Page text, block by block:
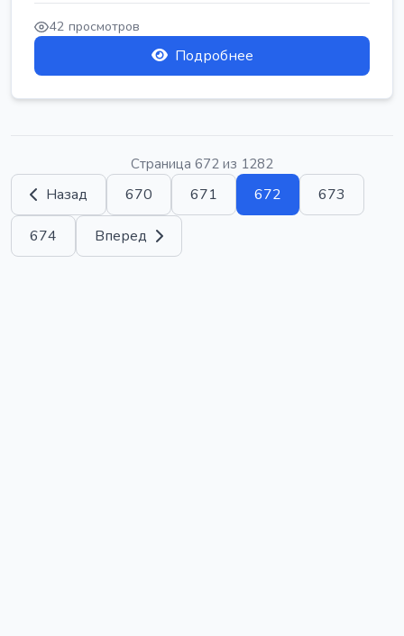
42 просмотров
Подробнее
Страница 672 из 1282
Назад 670 671 672 673
674 Вперед